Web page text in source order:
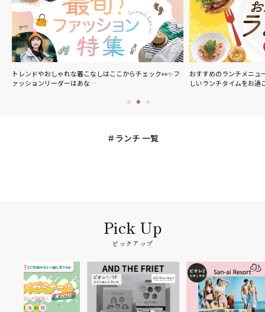
トレンドやおしゃれな着こなしはここからチェック👀✨フ
ァッションリーダーはあな…
おすすめのランチメニュ
しいランチタイムをお
ランチ 一覧
ピックアップ